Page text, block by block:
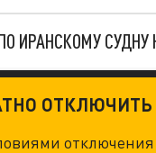
ИРАНСКОМУ